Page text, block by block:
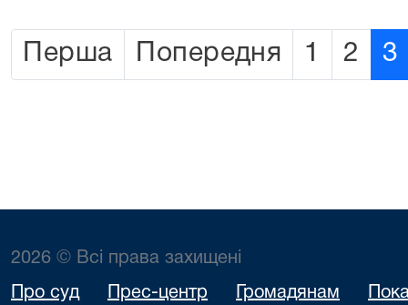
Перша Попередня 1 2 3
2026 © Всі права захищені
Про суд Прес-центр Громадянам